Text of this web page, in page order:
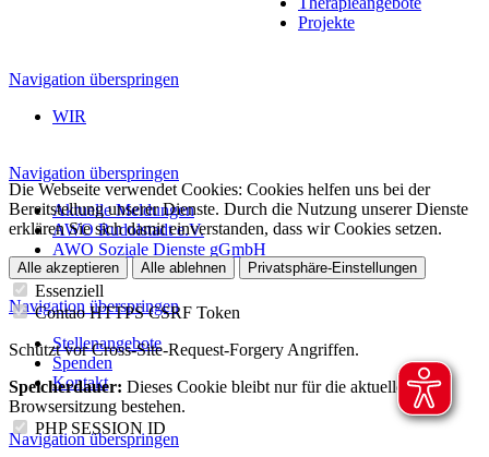
Projekte
Navigation überspringen
WIR
Navigation überspringen
Aktuelle Meldungen
AWO Rudolstadt e.V.
AWO Soziale Dienste gGmbH
Navigation überspringen
Stellenangebote
Spenden
Kontakt
Navigation überspringen
Die Webseite verwendet Cookies: Cookies helfen uns bei der
Bereitstellung unserer Dienste. Durch die Nutzung unserer Dienste
erklären Sie sich damit einverstanden, dass wir Cookies setzen.
Alle akzeptieren Alle ablehnen Privatsphäre-Einstellungen
Essenziell
Contao HTTPS CSRF Token
Schützt vor Cross-Site-Request-Forgery Angriffen.
Speicherdauer: Dieses Cookie bleibt nur für die aktuelle
Browsersitzung bestehen.
PHP SESSION ID